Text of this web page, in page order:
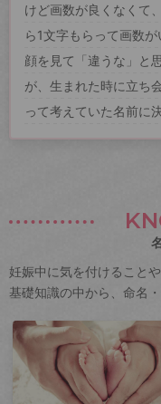
けど画数が良くなくて
ら1文字もらって画数
顔を見て「違うな」と
が、生まれた時に立ち
って考えていた名前に
妊娠中に気を付けること
基礎知識の中から、命名